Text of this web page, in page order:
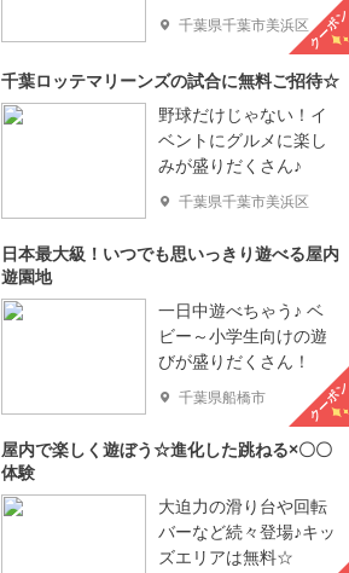
千葉県千葉市美浜区クーポン
千葉ロッテマリーンズの試合に無料ご招待☆
野球だけじゃない！イ
ベントにグルメに楽し
みが盛りだくさん♪
千葉県千葉市美浜区
日本最大級！いつでも思いっきり遊べる屋内
遊園地
一日中遊べちゃう♪ ベ
ビー～小学生向けの遊
びが盛りだくさん！
千葉県船橋市 クーポン
屋内で楽しく遊ぼう☆進化した跳ねる×〇〇
体験
大迫力の滑り台や回転
バーなど続々登場♪キッ
ズエリアは無料☆